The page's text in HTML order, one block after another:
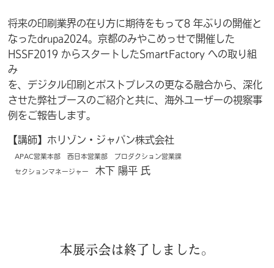
将来の印刷業界の在り方に期待をもって8 年ぶりの開催と
なったdrupa2024。京都のみやこめっせで開催した
HSSF2019 からスタートしたSmartFactory への取り組
み
を、デジタル印刷とポストプレスの更なる融合から、深化
させた弊社ブースのご紹介と共に、海外ユーザーの視察事
例をご報告します。
【講師】ホリゾン・ジャパン株式会社
APAC営業本部 西日本営業部 プロダクション営業課
セクションマネージャー木下 陽平 氏
本展示会は終了しました。